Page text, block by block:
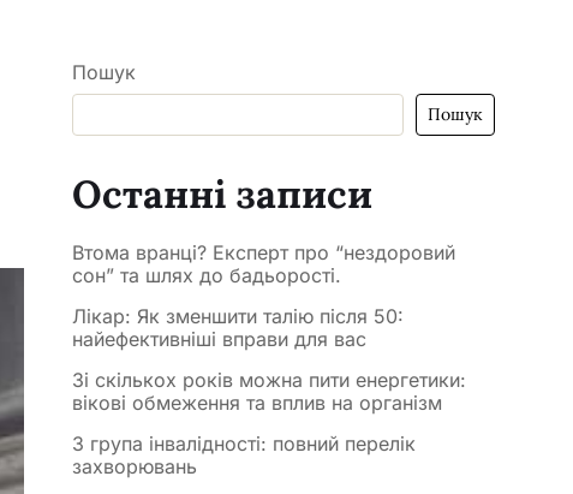
Пошук
Пошук
Останні записи
Втома вранці? Експерт про “нездоровий
сон” та шлях до бадьорості.
Лікар: Як зменшити талію після 50:
найефективніші вправи для вас
Зі скількох років можна пити енергетики:
вікові обмеження та вплив на організм
3 група інвалідності: повний перелік
захворювань